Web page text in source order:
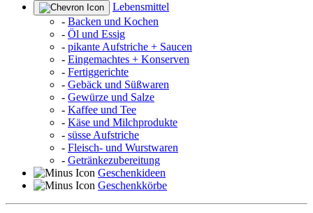
Lebensmittel
- Backen und Kochen
- Öl und Essig
- pikante Aufstriche + Saucen
- Eingemachtes + Konserven
- Fertiggerichte
- Gebäck und Süßwaren
- Gewürze und Salze
- Kaffee und Tee
- Käse und Milchprodukte
- süsse Aufstriche
- Fleisch- und Wurstwaren
- Getränkezubereitung
Geschenkideen
Geschenkkörbe